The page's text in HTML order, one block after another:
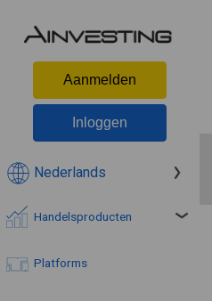
Aanmelden
Inloggen
Nederlands
Handelsproducten
Platforms